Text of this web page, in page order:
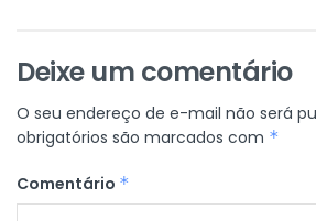
Deixe um comentário
O seu endereço de e-mail não será
obrigatórios são marcados com *
Comentário *